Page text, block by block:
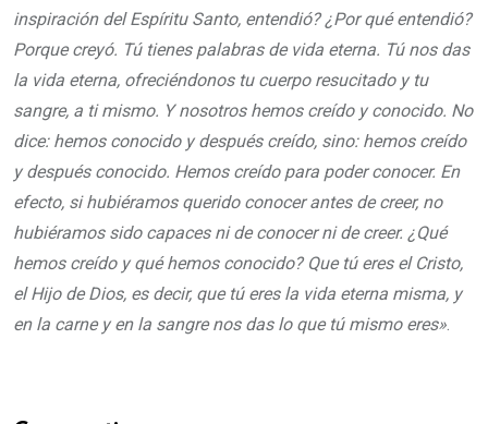
inspiración del Espíritu Santo, entendió? ¿Por qué entendió?
Porque creyó. Tú tienes palabras de vida eterna. Tú nos das
la vida eterna, ofreciéndonos tu cuerpo resucitado y tu
sangre, a ti mismo. Y nosotros hemos creído y conocido. No
dice: hemos conocido y después creído, sino: hemos creído
y después conocido. Hemos creído para poder conocer. En
efecto, si hubiéramos querido conocer antes de creer, no
hubiéramos sido capaces ni de conocer ni de creer. ¿Qué
hemos creído y qué hemos conocido? Que tú eres el Cristo,
el Hijo de Dios, es decir, que tú eres la vida eterna misma, y
en la carne y en la sangre nos das lo que tú mismo eres».